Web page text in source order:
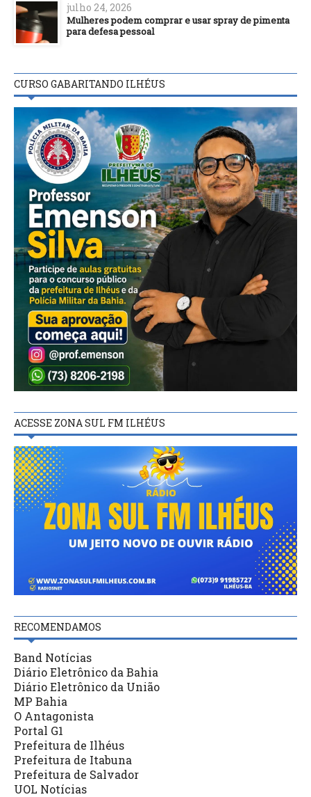
julho 24, 2026
Mulheres podem comprar e usar spray de pimenta
para defesa pessoal
CURSO GABARITANDO ILHÉUS
ACESSE ZONA SUL FM ILHÉUS
RECOMENDAMOS
Band Notícias
Diário Eletrônico da Bahia
Diário Eletrônico da União
MP Bahia
O Antagonista
Portal G1
Prefeitura de Ilhéus
Prefeitura de Itabuna
Prefeitura de Salvador
UOL Notícias